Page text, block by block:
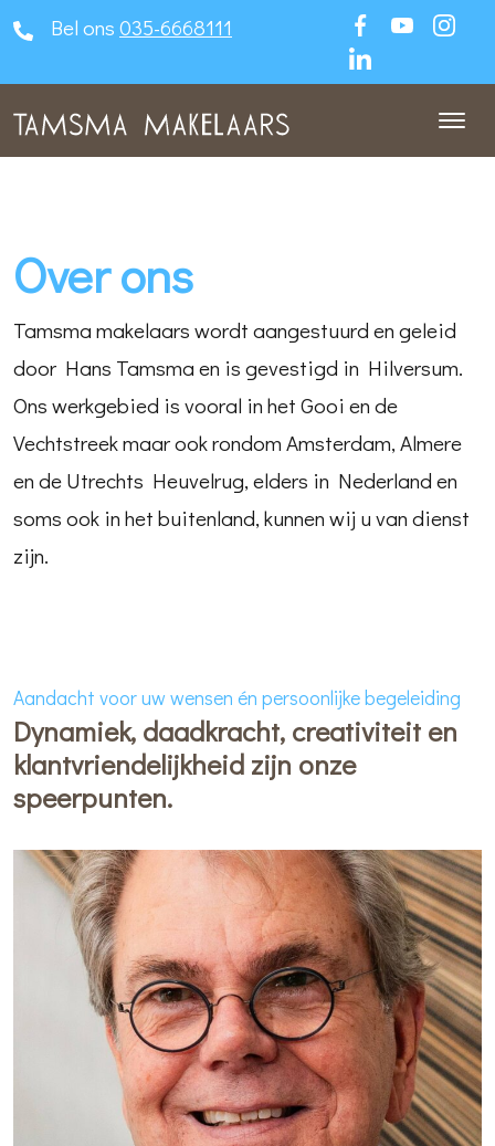
Bel ons 035-6668111
Over ons
Tamsma makelaars wordt aangestuurd en geleid
door Hans Tamsma en is gevestigd in Hilversum.
Ons werkgebied is vooral in het Gooi en de
Vechtstreek maar ook rondom Amsterdam, Almere
en de Utrechts Heuvelrug, elders in Nederland en
soms ook in het buitenland, kunnen wij u van dienst
zijn.
Aandacht voor uw wensen én persoonlijke begeleiding
Dynamiek, daadkracht, creativiteit en
klantvriendelijkheid zijn onze
speerpunten.